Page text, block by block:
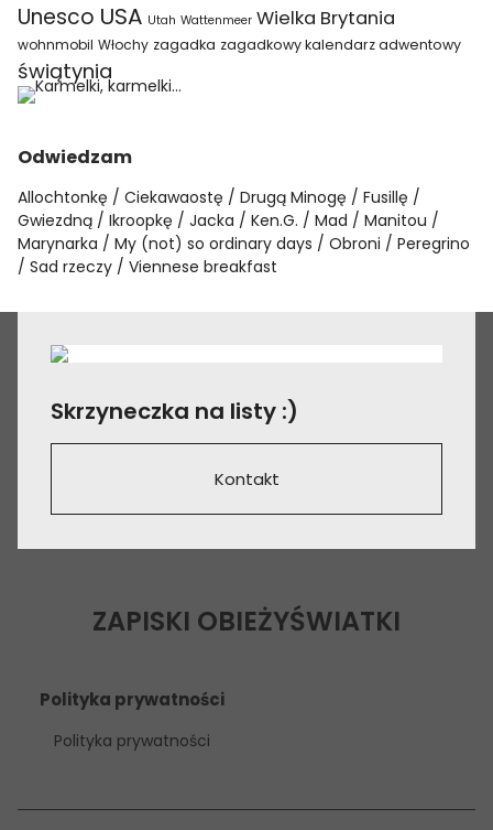
Unesco USA Utah Wattenmeer Wielka Brytania
wohnmobil Włochy zagadka zagadkowy kalendarz adwentowy
świątynia
Odwiedzam
Allochtonkę Ciekawaostę Drugą Minogę
Fusillę
Gwiezdną
Ikroopkę Jacka Ken.G. Mad
Manitou
Marynarka
My (not) so ordinary days Obroni
Peregrino
Sad rzeczy
Viennese breakfast
Skrzyneczka na listy :)
Kontakt
ZAPISKI OBIEŻYŚWIATKI
Polityka prywatności
Polityka prywatności